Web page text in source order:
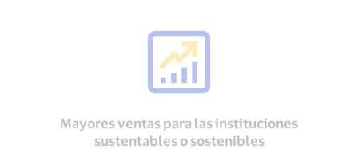
Mayores ventas para las instituciones
sustentables o sostenibles